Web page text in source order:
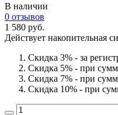
В наличии
0 отзывов
1 580 руб.
Действует накопительная
Скидка 3% - за
Скидка 5% - при
Скидка 7% - при
Скидка 10% - при